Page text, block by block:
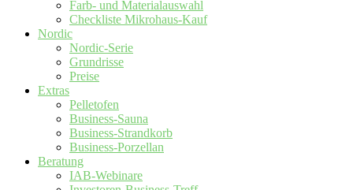
Farb- und Materialauswahl
Checkliste Mikrohaus-Kauf
Nordic
Nordic-Serie
Grundrisse
Preise
Extras
Pelletofen
Business-Sauna
Business-Strandkorb
Business-Porzellan
Beratung
IAB-Webinare